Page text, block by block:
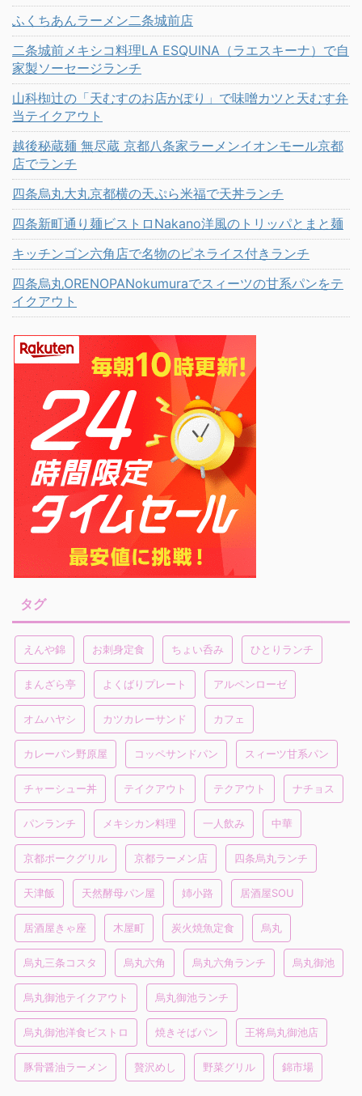
ふくちあんラーメン二条城前店
二条城前メキシコ料理LA ESQUINA（ラエスキーナ）で自
家製ソーセージランチ
山科椥辻の「天むすのお店かぽり」で味噌カツと天むす弁
当テイクアウト
越後秘蔵麺 無尽蔵 京都八条家ラーメンイオンモール京都
店でランチ
四条烏丸大丸京都横の天ぷら米福で天丼ランチ
四条新町通り麺ビストロNakano洋風のトリッパとまと麺
キッチンゴン六角店で名物のピネライス付きランチ
四条烏丸ORENOPANokumuraでスィーツの甘系パンをテ
イクアウト
タグ
えんや錦 お刺身定食 ちょい呑み ひとりランチ
まんざら亭 よくばりプレート アルペンローゼ
オムハヤシ カツカレーサンド カフェ
カレーパン野原屋 コッペサンドパン スィーツ甘系パン
チャーシュー丼 テイクアウト テクアウト ナチョス
パンランチ メキシカン料理 一人飲み 中華
京都ポークグリル 京都ラーメン店 四条烏丸ランチ
天津飯 天然酵母パン屋 姉小路 居酒屋SOU
居酒屋きゃ座 木屋町 炭火焼魚定食 烏丸
烏丸三条コスタ 烏丸六角 烏丸六角ランチ 烏丸御池
烏丸御池テイクアウト 烏丸御池ランチ
烏丸御池洋食ビストロ 焼きそばパン 王将烏丸御池店
豚骨醤油ラーメン 贅沢めし 野菜グリル 錦市場